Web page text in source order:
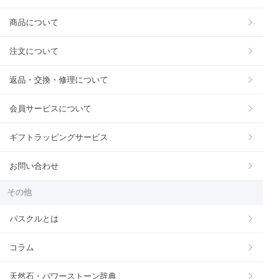
商品について
注文について
返品・交換・修理について
会員サービスについて
ギフトラッピングサービス
お問い合わせ
その他
パスクルとは
コラム
天然石・パワーストーン辞典